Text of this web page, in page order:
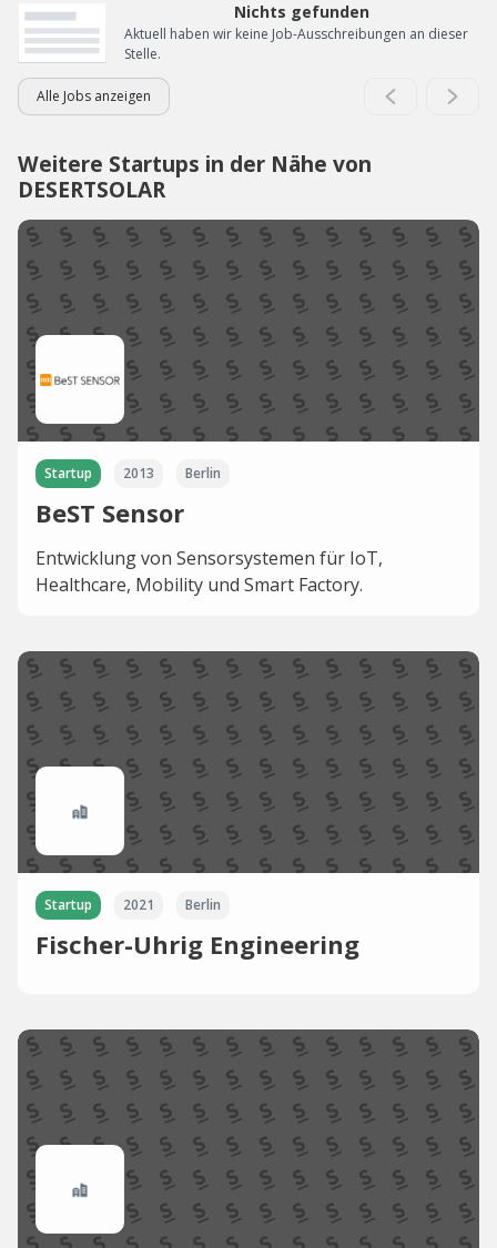
Nichts gefunden
Aktuell haben wir keine Job-Ausschreibungen an dieser
Stelle.
Alle Jobs anzeigen
Weitere Startups in der Nähe von
DESERTSOLAR
Startup 2013 Berlin
BeST Sensor
Entwicklung von Sensorsystemen für IoT,
Healthcare, Mobility und Smart Factory.
Startup 2021 Berlin
Fischer-Uhrig Engineering